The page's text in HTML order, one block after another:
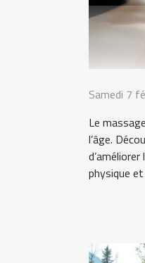
Samedi 7
Le
l’âge.
physique